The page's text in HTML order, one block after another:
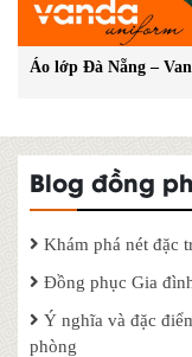
Áo lớp Đà Nẵng –
Blog đồng
Khám phá nét đặc
Đồng phục Gia
Ý nghĩa và đặc
phòng